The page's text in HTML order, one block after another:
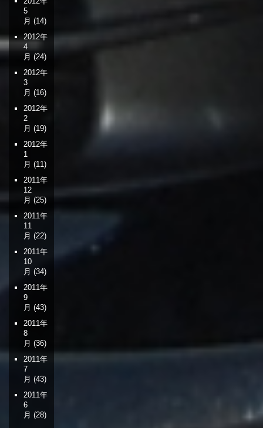
5
月 (14)
2012年
4
月 (24)
2012年
3
月 (16)
2012年
2
月 (19)
2012年
1
月 (11)
2011年
12
月 (25)
2011年
11
月 (22)
2011年
10
月 (34)
2011年
9
月 (43)
2011年
8
月 (36)
2011年
7
月 (43)
2011年
6
月 (28)